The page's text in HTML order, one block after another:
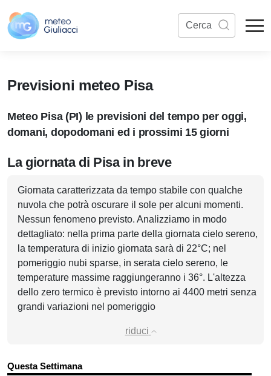
Previsioni meteo Pisa
Meteo Pisa (PI) le previsioni del tempo per oggi,
domani, dopodomani ed i prossimi 15 giorni
La giornata di Pisa in breve
Giornata caratterizzata da tempo stabile con qualche
nuvola che potrà oscurare il sole per alcuni momenti.
Nessun fenomeno previsto. Analizziamo in modo
dettagliato: nella prima parte della giornata cielo sereno,
la temperatura di inizio giornata sarà di 22°C; nel
pomeriggio nubi sparse, in serata cielo sereno, le
temperature massime raggiungeranno i 36°. L'altezza
dello zero termico è previsto intorno ai 4400 metri senza
grandi variazioni nel pomeriggio
riduci
Questa Settimana